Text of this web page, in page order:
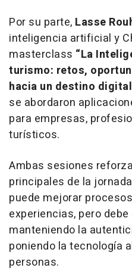
Por su parte, Lasse
inteligencia artificial y
masterclass “La
turismo: retos,
hacia un destino
se abordaron
para empresas,
turísticos.
Ambas sesiones
principales de la
puede mejorar
experiencias, pero
manteniendo la
poniendo la tecnología
personas.